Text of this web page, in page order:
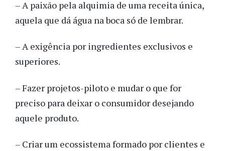
– A paixão pela alquimia de uma receita única,
aquela que dá água na boca só de lembrar.
– A exigência por ingredientes exclusivos e
superiores.
– Fazer projetos-piloto e mudar o que for
preciso para deixar o consumidor desejando
aquele produto.
– Criar um ecossistema formado por clientes e